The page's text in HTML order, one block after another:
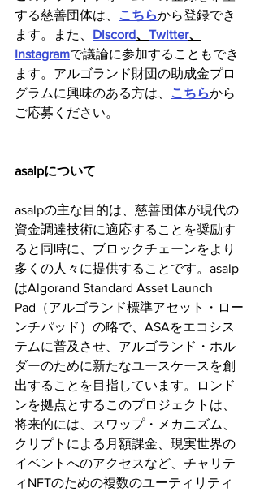
する慈善団体は、
こちらから登録でき
ます。また、 Discord、 Twitter、
Instagramで議論に参加することもでき
ます。アルゴランド財団の助成金プロ
グラムに興味のある方は、
こちらから
ご応募ください。
asalpについて
asalpの主な目的は、慈善団体が現代の
資金調達技術に適応することを奨励す
ると同時に、ブロックチェーンをより
多くの人々に提供することです。asalp
はAlgorand Standard Asset Launch
Pad（アルゴランド標準アセット・ロー
ンチパッド）の略で、ASAをエコシス
テムに普及させ、アルゴランド・ホル
ダーのために新たなユースケースを創
出することを目指しています。ロンド
ンを拠点とするこのプロジェクトは、
将来的には、スワップ・メカニズム、
クリプトによる月額課金、現実世界の
イベントへのアクセスなど、チャリテ
ィNFTのための複数のユーティリティ